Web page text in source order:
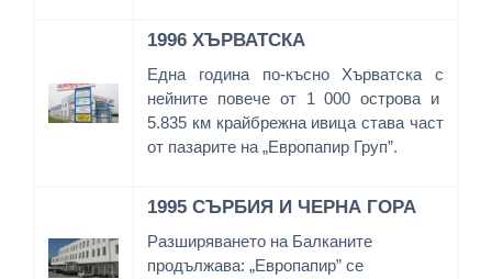
1996 ХЪРВАТСКА
Една година по-късно Хърватска с
нейните повече от 1 000 острова и
5.835 км крайбрежна ивица става част
от пазарите на „Европапир Груп”.
1995 СЪРБИЯ И ЧЕРНА ГОРА
Разширяването на Балканите
продължава: „Европапир” се